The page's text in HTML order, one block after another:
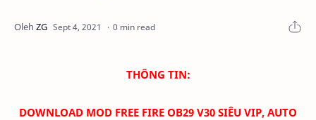
0 min read
THÔNG TIN:
DOWNLOAD MOD FREE FIRE OB29 V30 SIÊU VIP, AUTO